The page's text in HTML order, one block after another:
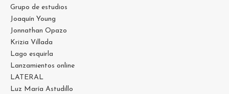
Grupo de estudios
Joaquín Young
Jonnathan Opazo
Krizia Villada
Lago esquirla
Lanzamientos online
LATERAL
Luz María Astudillo